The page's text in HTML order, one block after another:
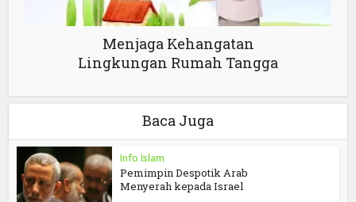
Menjaga Kehangatan
Lingkungan Rumah Tangga
Baca Juga
Info Islam
Pemimpin Despotik Arab
Menyerah kepada Israel